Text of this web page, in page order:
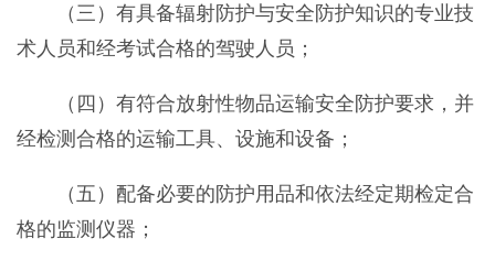
（三）有具备辐射防护与安全防护知识的专业技
术人员和经考试合格的驾驶人员；
（四）有符合放射性物品运输安全防护要求，并
经检测合格的运输工具、设施和设备；
（五）配备必要的防护用品和依法经定期检定合
格的监测仪器；